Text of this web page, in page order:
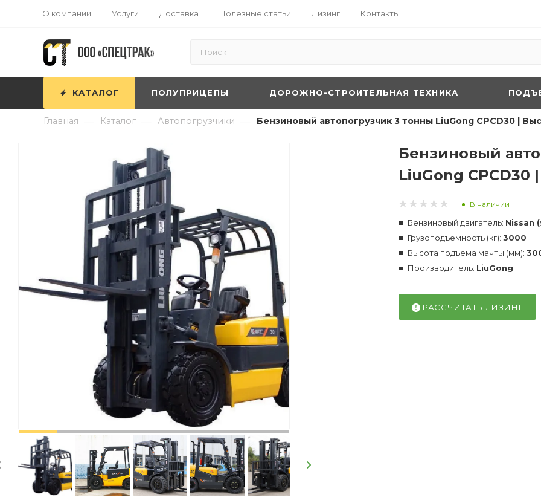
О компании Услуги Доставка Полезные статьи Лизинг Контакты
КАТАЛОГ ПОЛУПРИЦЕПЫ ДОРОЖНО-СТРОИТЕЛЬНАЯ ТЕХНИКА
Главная — Каталог — Автопогрузчики — Бензиновый автопогрузчик 3 тонны LiuGong CPCD30 |
Бензиновый
LiuGong
В наличии
Бензиновый двигатель: Nissan
Грузоподъемность (кг): 3000
Высота подъема мачты (мм):
Производитель: LiuGong
РАССЧИТАТЬ ЛИЗИНГ